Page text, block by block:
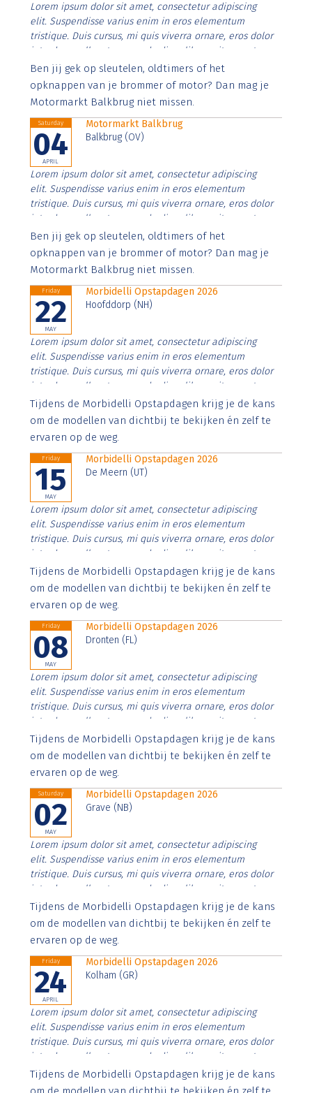
Lorem ipsum dolor sit amet, consectetur adipiscing
elit. Suspendisse varius enim in eros elementum
tristique. Duis cursus, mi quis viverra ornare, eros dolor
interdum nulla, ut commodo diam libero vitae erat.
Aenean faucibus nibh et justo cursus id rutrum lorem
imperdiet. Nunc ut sem vitae risus tristique posuere.
Ben jij gek op sleutelen, oldtimers of het
opknappen van je brommer of motor? Dan mag je
Motormarkt Balkbrug niet missen.
Saturday
04
APRIL
Motormarkt Balkbrug
Balkbrug (OV)
Lorem ipsum dolor sit amet, consectetur adipiscing
elit. Suspendisse varius enim in eros elementum
tristique. Duis cursus, mi quis viverra ornare, eros dolor
interdum nulla, ut commodo diam libero vitae erat.
Aenean faucibus nibh et justo cursus id rutrum lorem
imperdiet. Nunc ut sem vitae risus tristique posuere.
Ben jij gek op sleutelen, oldtimers of het
opknappen van je brommer of motor? Dan mag je
Motormarkt Balkbrug niet missen.
Friday
22
MAY
Morbidelli Opstapdagen 2026
Hoofddorp (NH)
Lorem ipsum dolor sit amet, consectetur adipiscing
elit. Suspendisse varius enim in eros elementum
tristique. Duis cursus, mi quis viverra ornare, eros dolor
interdum nulla, ut commodo diam libero vitae erat.
Aenean faucibus nibh et justo cursus id rutrum lorem
imperdiet. Nunc ut sem vitae risus tristique posuere.
Tijdens de Morbidelli Opstapdagen krijg je de kans
om de modellen van dichtbij te bekijken én zelf te
ervaren op de weg.
Friday
15
MAY
Morbidelli Opstapdagen 2026
De Meern (UT)
Lorem ipsum dolor sit amet, consectetur adipiscing
elit. Suspendisse varius enim in eros elementum
tristique. Duis cursus, mi quis viverra ornare, eros dolor
interdum nulla, ut commodo diam libero vitae erat.
Aenean faucibus nibh et justo cursus id rutrum lorem
imperdiet. Nunc ut sem vitae risus tristique posuere.
Tijdens de Morbidelli Opstapdagen krijg je de kans
om de modellen van dichtbij te bekijken én zelf te
ervaren op de weg.
Friday
08
MAY
Morbidelli Opstapdagen 2026
Dronten (FL)
Lorem ipsum dolor sit amet, consectetur adipiscing
elit. Suspendisse varius enim in eros elementum
tristique. Duis cursus, mi quis viverra ornare, eros dolor
interdum nulla, ut commodo diam libero vitae erat.
Aenean faucibus nibh et justo cursus id rutrum lorem
imperdiet. Nunc ut sem vitae risus tristique posuere.
Tijdens de Morbidelli Opstapdagen krijg je de kans
om de modellen van dichtbij te bekijken én zelf te
ervaren op de weg.
Saturday
02
MAY
Morbidelli Opstapdagen 2026
Grave (NB)
Lorem ipsum dolor sit amet, consectetur adipiscing
elit. Suspendisse varius enim in eros elementum
tristique. Duis cursus, mi quis viverra ornare, eros dolor
interdum nulla, ut commodo diam libero vitae erat.
Aenean faucibus nibh et justo cursus id rutrum lorem
imperdiet. Nunc ut sem vitae risus tristique posuere.
Tijdens de Morbidelli Opstapdagen krijg je de kans
om de modellen van dichtbij te bekijken én zelf te
ervaren op de weg.
Friday
24
APRIL
Morbidelli Opstapdagen 2026
Kolham (GR)
Lorem ipsum dolor sit amet, consectetur adipiscing
elit. Suspendisse varius enim in eros elementum
tristique. Duis cursus, mi quis viverra ornare, eros dolor
interdum nulla, ut commodo diam libero vitae erat.
Aenean faucibus nibh et justo cursus id rutrum lorem
imperdiet. Nunc ut sem vitae risus tristique posuere.
Tijdens de Morbidelli Opstapdagen krijg je de kans